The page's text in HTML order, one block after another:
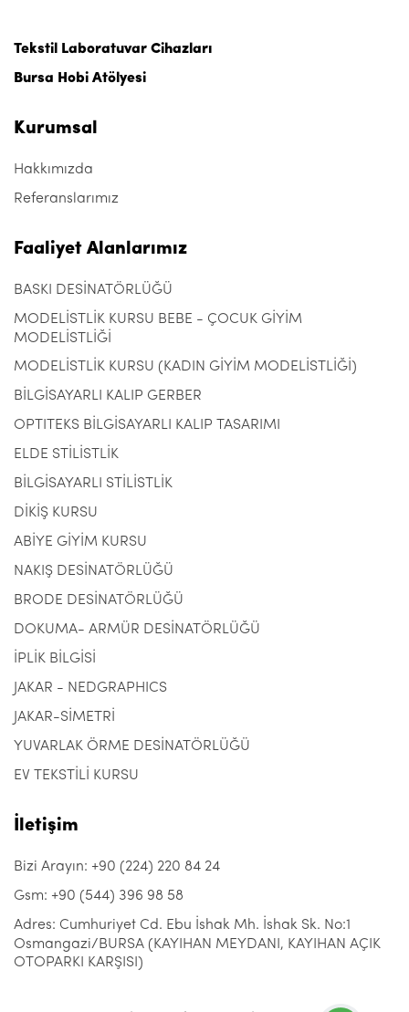
Tekstil Laboratuvar Cihazları
Bursa Hobi Atölyesi
Kurumsal
Hakkımızda
Referanslarımız
Faaliyet Alanlarımız
BASKI DESİNATÖRLÜĞÜ
MODELİSTLİK KURSU BEBE - ÇOCUK GİYİM
MODELİSTLİĞİ
MODELİSTLİK KURSU (KADIN GİYİM MODELİSTLİĞİ)
BİLGİSAYARLI KALIP GERBER
OPTITEKS BİLGİSAYARLI KALIP TASARIMI
ELDE STİLİSTLİK
BİLGİSAYARLI STİLİSTLİK
DİKİŞ KURSU
ABİYE GİYİM KURSU
NAKIŞ DESİNATÖRLÜĞÜ
BRODE DESİNATÖRLÜĞÜ
DOKUMA- ARMÜR DESİNATÖRLÜĞÜ
İPLİK BİLGİSİ
JAKAR - NEDGRAPHICS
JAKAR-SİMETRİ
YUVARLAK ÖRME DESİNATÖRLÜĞÜ
EV TEKSTİLİ KURSU
İletişim
Bizi Arayın: +90 (224) 220 84 24
Gsm: +90 (544) 396 98 58
Adres: Cumhuriyet Cd. Ebu İshak Mh. İshak Sk. No:1
Osmangazi/BURSA (KAYIHAN MEYDANI, KAYIHAN AÇIK
OTOPARKI KARŞISI)